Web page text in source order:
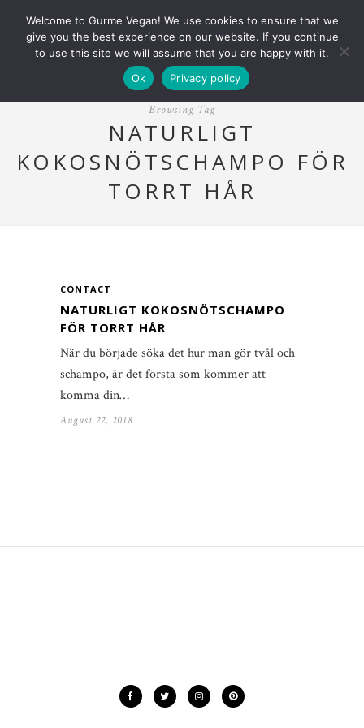
Browsing Tag
NATURLIGT
KOKOSNÖTSCHAMPO FÖR
TORRT HÅR
CONTACT
NATURLIGT KOKOSNÖTSCHAMPO
FÖR TORRT HÅR
När du började söka det hur man gör tvål och
schampo, är det första som kommer att
komma din…
August 22, 2018
Welcome to Gurme Vegan! We use cookies to ensure that we
give you the best experience on our website. If you continue
to use this site we will assume that you are happy with it.
Ok
Privacy policy